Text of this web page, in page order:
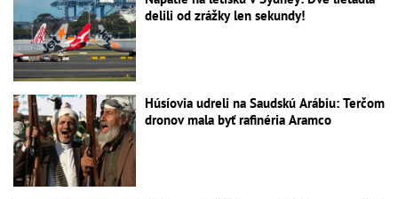
delili od zrážky len sekundy!
Húsíovia udreli na Saudskú Arábiu: Terčom
dronov mala byť rafinéria Aramco